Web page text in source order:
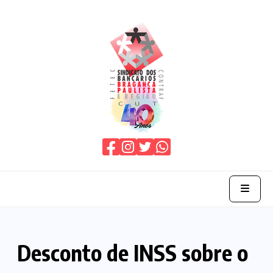
O Sindicato
Desconto de INSS sobre o